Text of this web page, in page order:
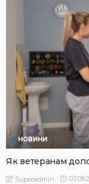
НОВИНИ
Як ветеранам
Superadmin